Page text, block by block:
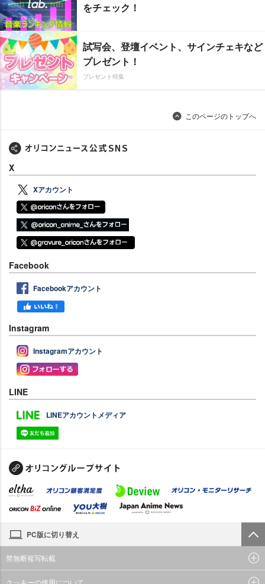
をチェック！
試写会、登壇イベント、サインチェキなど
プレゼント！
プレゼント特集
このページのトップへ
X
Xアカウント
Facebook
Facebookアカウント
Instagram
Instagramアカウント
LINE
LINEアカウントメディア
PC版に切り替え
禁無断複写転載
クッキーの使用について